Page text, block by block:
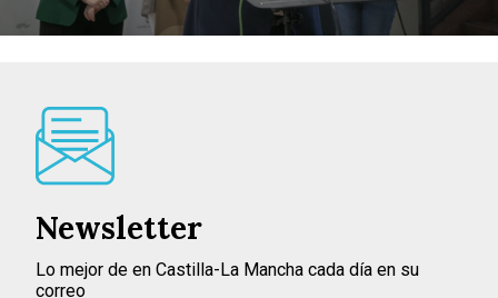
Newsletter
Lo mejor de en Castilla-La Mancha cada día en su
correo